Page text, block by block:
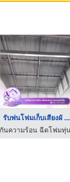
รับพ่นโฟมเก็บเสียงผั ...